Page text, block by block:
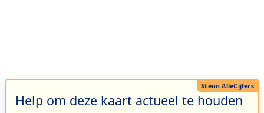
Help om deze kaart actueel te houden